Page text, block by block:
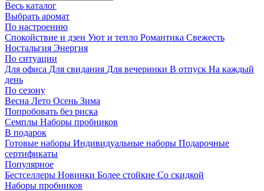
Весь каталог
Выбрать аромат
По настроению
Спокойствие и дзен Уют и тепло Романтика Свежесть
Ностальгия Энергия
По ситуации
Для офиса Для свидания Для вечеринки В отпуск На каждый
день
По сезону
Весна Лето Осень Зима
Попробовать без риска
Семплы Наборы пробников
В подарок
Готовые наборы Индивидуальные наборы Подарочные
сертификаты
Популярное
Бестселлеры Новинки Более стойкие Со скидкой
Наборы пробников